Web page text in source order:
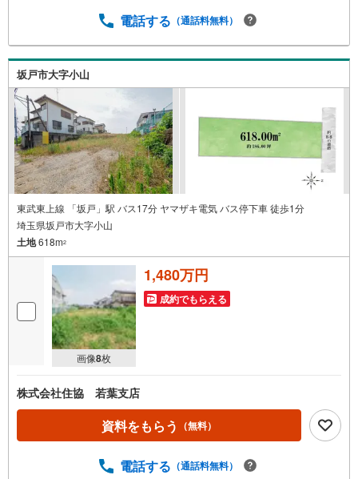
電話する （通話料無料）
坂戸市大字小山
東武東上線 「坂戸」駅 バス17分 ヤマザキ電気 バス停下車 徒歩1分
埼玉県坂戸市大字小山
土地618m2
画像8枚
1,480万円
成約でもらえる
株式会社住協 若葉支店
資料をもらう （無料）
電話する （通話料無料）